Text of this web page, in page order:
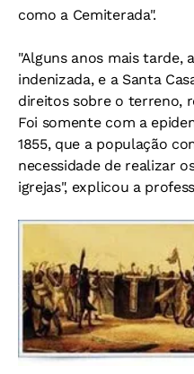
como a Cemiterada".
"Alguns anos mais tarde,
indenizada, e a Santa
direitos sobre o terreno,
Foi somente com a
1855, que a população
necessidade de realizar
igrejas", explicou a